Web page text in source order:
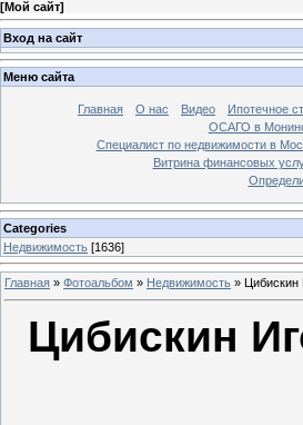
[Мой сайт]
Вход на сайт
Меню сайта
Главная О нас Видео
Ипотечное
ОСАГО в
Специалист по недвижимости в
Витрина финансовых
Categories
Недвижимость [1636]
Главная » Фотоальбом » Недвижимость » Цибискин
Цибискин